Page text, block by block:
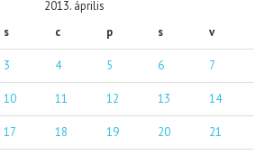
2013. április
s c p s v
3 4 5 6 7
10 11 12 13 14
17 18 19 20 21